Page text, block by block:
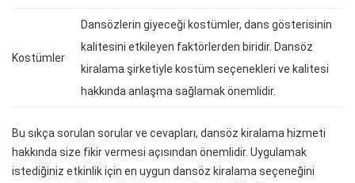
Kostümler
Dansözlerin giyeceği kostümler, dans gösterisinin
kalitesini etkileyen faktörlerden biridir. Dansöz
kiralama şirketiyle kostüm seçenekleri ve kalitesi
hakkında anlaşma sağlamak önemlidir.
Bu sıkça sorulan sorular ve cevapları, dansöz kiralama hizmeti
hakkında size fikir vermesi açısından önemlidir. Uygulamak
istediğiniz etkinlik için en uygun dansöz kiralama seçeneğini